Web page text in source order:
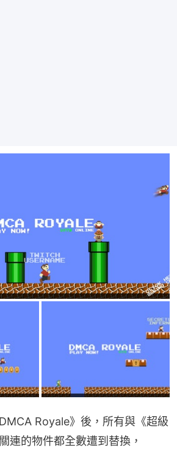
Royale》後，所有與《超級
連的物件都全數遭到替換，